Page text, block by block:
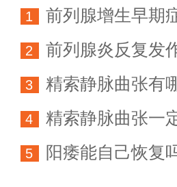
1
前列腺增生早期
科学防治指南
2
前列腺炎反复发
方法详解
3
精索静脉曲张有
育能力
4 精索静脉曲张一
5 阳痿能自己恢复